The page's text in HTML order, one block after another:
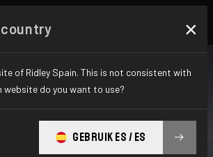
country ×
of Ridley Spain. This is not consistent with
website do you want to use?
GEBRUIK ES / ES